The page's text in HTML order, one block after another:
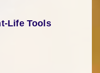
Life Tools